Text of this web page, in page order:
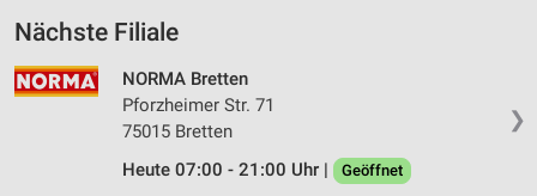
Nächste Filiale
❯
NORMA Bretten
Pforzheimer Str. 71
75015 Bretten
Heute 07:00 - 21:00 Uhr |
Geöffnet